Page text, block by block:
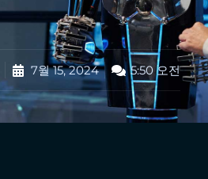
7월 15, 2024 5:50 오전